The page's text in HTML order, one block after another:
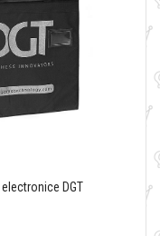
DGT